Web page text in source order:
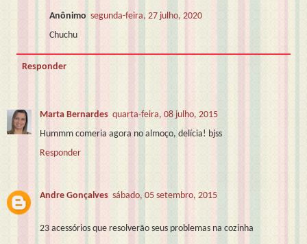
Anônimo segunda-feira, 27 julho, 2020
Chuchu
Responder
Marta Bernardes quarta-feira, 08 julho, 2015
Hummm comeria agora no almoço, delícia! bjss
Responder
Andre Gonçalves sábado, 05 setembro, 2015
23 acessórios que resolverão seus problemas na cozinha